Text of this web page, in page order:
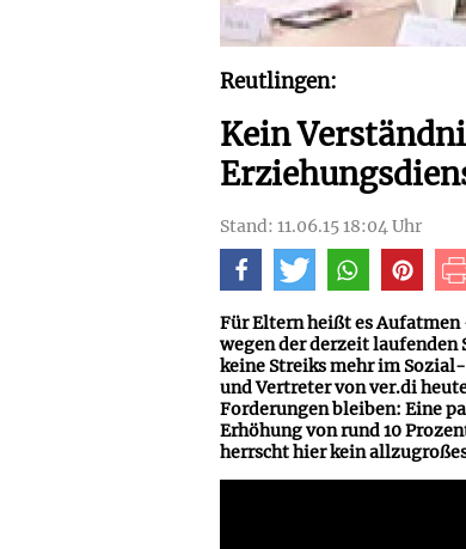
Reutlingen:
Kein
Stand: 11.06.15 18:04 Uhr
Für Eltern heißt es
wegen der derzeit laufenden
keine Streiks mehr im
und Vertreter von ver.di
Forderungen bleiben: Eine
Erhöhung von rund 10
herrscht hier kein